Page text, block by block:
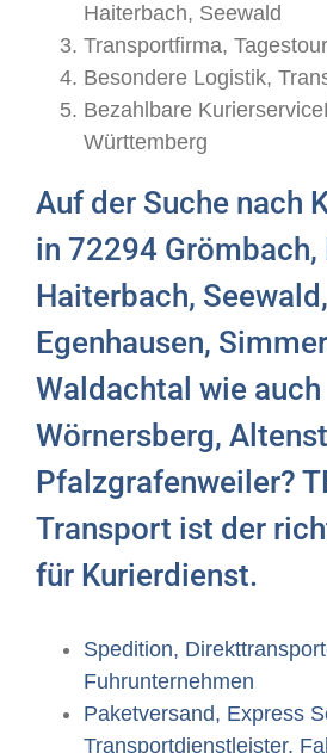
Haiterbach, Seewald
Transportfirma,
Besondere Logistik,
Bezahlbare
Württemberg
Auf der Suche nach
in 72294 Grömbach,
Haiterbach, Seewald,
Egenhausen,
Waldachtal wie auch
Wörnersberg,
Pfalzgrafenweiler?
Transport ist der
für Kurierdienst.
Spedition,
Fuhrunternehmen
Paketversand, Express
Transportdienstleister,